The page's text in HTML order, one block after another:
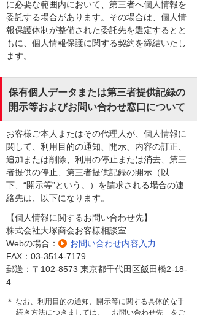
に必要な範囲内において、第三者へ個人情報を
委託する場合があります。その場合は、個人情
報保護体制が整備された委託先を選定するとと
もに、個人情報保護に関する契約を締結いたし
ます。
保有個人データまたは第三者提供記録の
開示等およびお問い合わせ窓口について
お客様ご本人またはその代理人が、個人情報に
関して、利用目的の通知、開示、内容の訂正、
追加または削除、利用の停止または消去、第三
者提供の停止、第三者提供記録の開示（以
下、“開示等”という。）を請求される場合の連
絡先は、以下になります。
【個人情報に関するお問い合わせ先】
株式会社大塚商会お客様相談室
Webの場合：
お問い合わせ内容入力
FAX：03-3514-7179
郵送：〒102-8573 東京都千代田区飯田橋2-18-
4
＊ なお、利用目的の通知、開示等に関する具体的な手
続き方法につきましては、「お問い合わせ先」をご